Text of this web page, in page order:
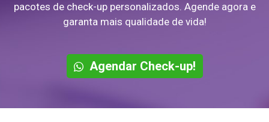
pacotes de check-up personalizados. Agende agora e
garanta mais qualidade de vida!
Agendar Check-up!